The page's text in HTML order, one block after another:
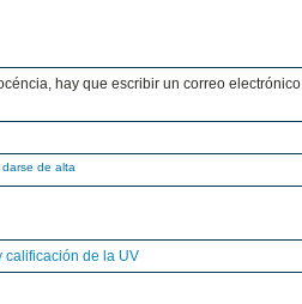
hay que escribir un correo electrónico
de alta
calificación de la UV